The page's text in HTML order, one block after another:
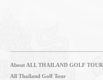
About ALL THAILAND GOLF TOUR
All Thailand Golf Tour